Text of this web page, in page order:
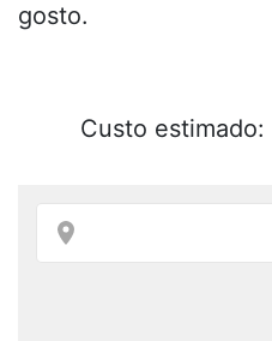
gosto.
Custo estimado: